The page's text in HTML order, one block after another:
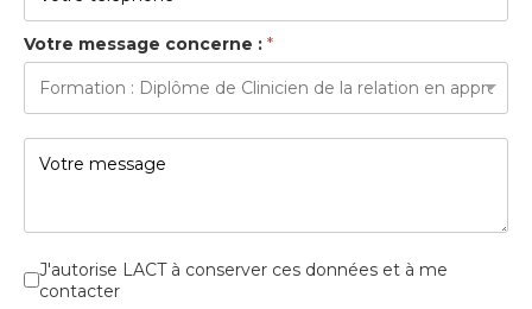
Votre message concerne : *
Cases à cocher*
J'autorise LACT à conserver ces données et à me
contacter